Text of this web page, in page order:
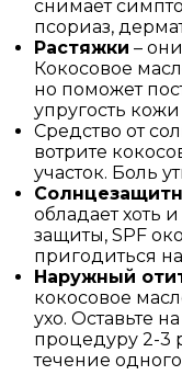
снимает
псориаз,
Растяжки –
Кокосовое
но поможет
упругость
Средство от
вотрите
участок. Боль
обладает хоть
защиты, SPF
пригодиться
Наружный
кокосовое
ухо. Оставьте
процедуру 2-3
течение